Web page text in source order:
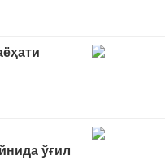
ўғил